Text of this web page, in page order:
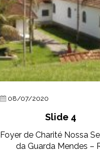
08/07/2020
Slide 4
Foyer de Charité Nossa
da Guarda Mendes –